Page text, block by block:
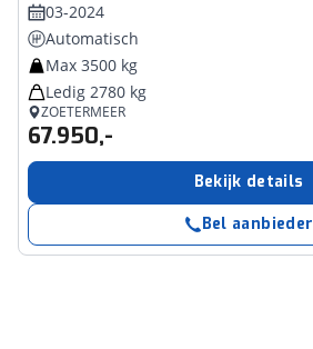
03-2024
Automatisch
Max 3500 kg
Ledig 2780 kg
ZOETERMEER
67.950,-
Bekijk details
Bel aanbieder